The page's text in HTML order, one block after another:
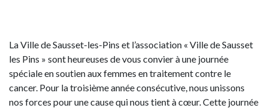
La Ville de Sausset-les-Pins et l’association « Ville de Sausset
les Pins » sont heureuses de vous convier à une journée
spéciale en soutien aux femmes en traitement contre le
cancer. Pour la troisième année consécutive, nous unissons
nos forces pour une cause qui nous tient à cœur. Cette journée